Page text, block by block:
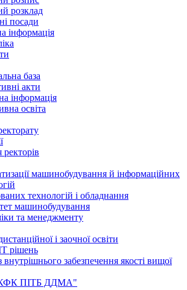
розклад
посади
інформація
база
акти
інформація
освіта
ректорів
машинобудування й інформаційних
технологій і обладнання
машинобудування
та менеджменту
і заочної освіти
рішень
внутрішнього забезпечення якості вищої
ПІТБ ДДМА"